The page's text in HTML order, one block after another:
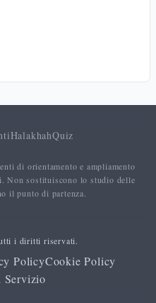
HalakhahQuiz
di orientamento e ampliamento
Non sostituiscono lo studio delle
il punto di partenza.
i diritti riservati.
PolicyCookie Policy
Servizio